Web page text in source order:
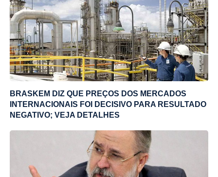
BRASKEM DIZ QUE PREÇOS DOS MERCADOS
INTERNACIONAIS FOI DECISIVO PARA RESULTADO
NEGATIVO; VEJA DETALHES